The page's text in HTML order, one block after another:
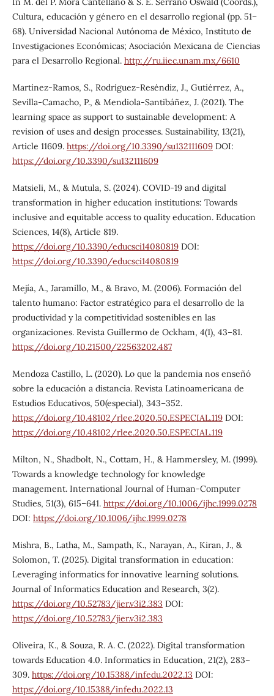
Cultura, educación y género en el desarrollo regional (pp. 51–
68). Universidad Nacional Autónoma de México, Instituto de
Investigaciones Económicas; Asociación Mexicana de Ciencias
para el Desarrollo Regional. http://ru.iiec.unam.mx/6610
Martínez-Ramos, S., Rodríguez-Reséndiz, J., Gutiérrez, A.,
Sevilla-Camacho, P., & Mendiola-Santibáñez, J. (2021). The
learning space as support to sustainable development: A
revision of uses and design processes. Sustainability, 13(21),
Article 11609. https://doi.org/10.3390/su132111609DOI:
https://doi.org/10.3390/su132111609
Matsieli, M., & Mutula, S. (2024). COVID-19 and digital
transformation in higher education institutions: Towards
inclusive and equitable access to quality education. Education
Sciences, 14(8), Article 819.
https://doi.org/10.3390/educsci14080819DOI:
https://doi.org/10.3390/educsci14080819
Mejía, A., Jaramillo, M., & Bravo, M. (2006). Formación del
talento humano: Factor estratégico para el desarrollo de la
productividad y la competitividad sostenibles en las
organizaciones. Revista Guillermo de Ockham, 4(1), 43–81.
https://doi.org/10.21500/22563202.487
Mendoza Castillo, L. (2020). Lo que la pandemia nos enseñó
sobre la educación a distancia. Revista Latinoamericana de
Estudios Educativos, 50(especial), 343–352.
https://doi.org/10.48102/rlee.2020.50.ESPECIAL.119DOI:
https://doi.org/10.48102/rlee.2020.50.ESPECIAL.119
Milton, N., Shadbolt, N., Cottam, H., & Hammersley, M. (1999).
Towards a knowledge technology for knowledge
management. International Journal of Human-Computer
Studies, 51(3), 615–641. https://doi.org/10.1006/ijhc.1999.0278
DOI: https://doi.org/10.1006/ijhc.1999.0278
Mishra, B., Latha, M., Sampath, K., Narayan, A., Kiran, J., &
Solomon, T. (2025). Digital transformation in education:
Leveraging informatics for innovative learning solutions.
Journal of Informatics Education and Research, 3(2).
https://doi.org/10.52783/jier.v3i2.383 DOI:
https://doi.org/10.52783/jier.v3i2.383
Oliveira, K., & Souza, R. A. C. (2022). Digital transformation
towards Education 4.0. Informatics in Education, 21(2), 283–
309. https://doi.org/10.15388/infedu.2022.13 DOI:
https://doi.org/10.15388/infedu.2022.13